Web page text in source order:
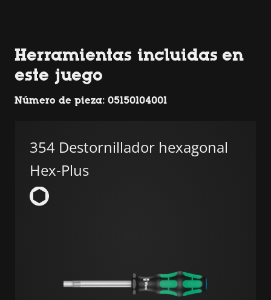
Herramientas incluidas en
este juego
Número de pieza: 05150104001
354 Destornillador hexagonal
Hex-Plus